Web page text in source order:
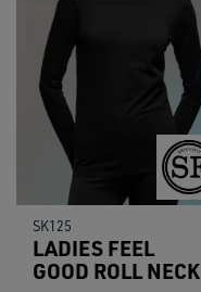
SK125
LADIES FEEL
GOOD ROLL NECK